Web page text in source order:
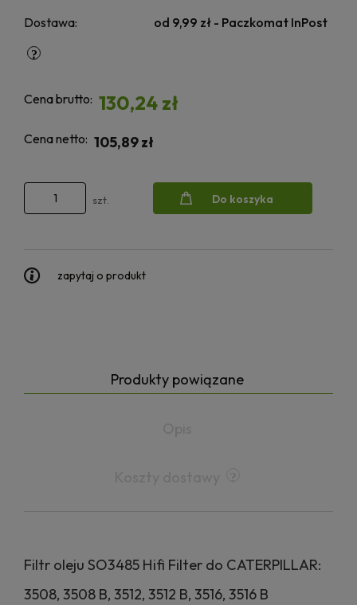
Dostawa:
od 9,99 zł - Paczkomat InPost
Cena brutto: 130,24 zł
Cena netto: 105,89 zł
szt. Do koszyka
zapytaj o produkt
Produkty powiązane
Filtr oleju SO3485 Hifi Filter do CATERPILLAR:
3508, 3508 B, 3512, 3512 B, 3516, 3516 B